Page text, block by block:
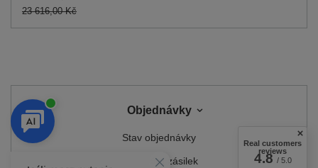
23 616,00 Kč
Objednávky
Stav objednávky
Sledování zásilek
Real customers
reviews
4.8/ 5.0